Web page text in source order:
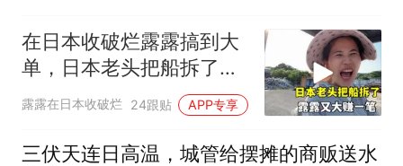
在日本收破烂露露搞到大
单，日本老头把船拆了送
货上门！
露露在日本收破烂 24跟贴 APP专享
三伏天连日高温，城管给摆摊的商贩送水